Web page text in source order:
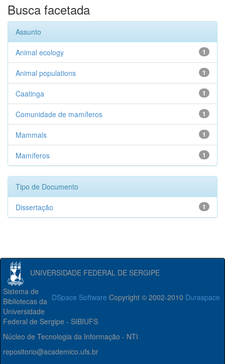
Busca facetada
Assunto
1
Animal ecology
1
Animal populations
1
Caatinga
1
Comunidade de mamíferos
1
Mammals
1
Mamíferos
Tipo de Documento
1
Dissertação
UNIVERSIDADE FEDERAL DE SERGIPE
DSpace Software Copyright © 2002-2010 Duraspace
Sistema de
Bibliotecas da
Universidade
Federal de Sergipe - SIBIUFS
Núcleo de Tecnologia da Informação - NTI
repositorio@academico.ufs.br